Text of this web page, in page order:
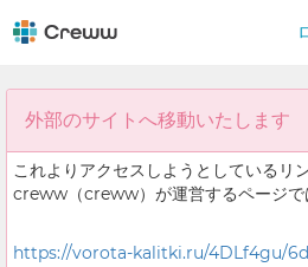
外部のサイトへ移動いたします
これよりアクセスしようとしているリン
creww（creww）が運営するページで
https://vorota-kalitki.ru/4DLf4gu/